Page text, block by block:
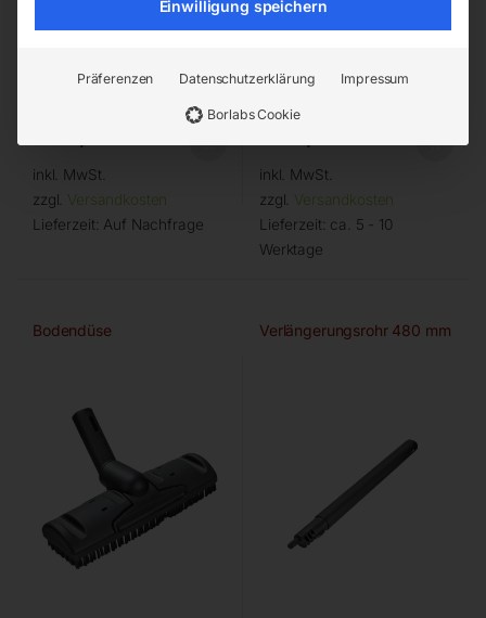
inkl. MwSt.
zzgl. Versandkosten
Lieferzeit: Auf Nachfrage
inkl. MwSt.
zzgl. Versandkosten
Lieferzeit: ca. 5 - 10
Werktage
Bodendüse Verlängerungsrohr 480 mm
Einwilligung speichern
Präferenzen Datenschutzerklärung Impressum
Borlabs Cookie